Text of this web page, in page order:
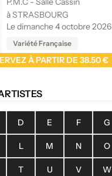
à STRASBOURG
Le dimanche 4 octobre 2026
Variété Française
À PARTIR DE 38.50 €
D E F G
L M N O
T U V W